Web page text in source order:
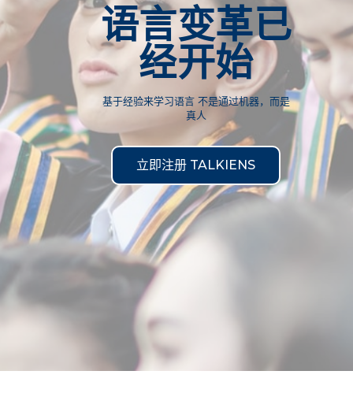
语言变革已
经开始
基于经验来学习语言 不是通过机器，而是
真人
立即注册 TALKIENS